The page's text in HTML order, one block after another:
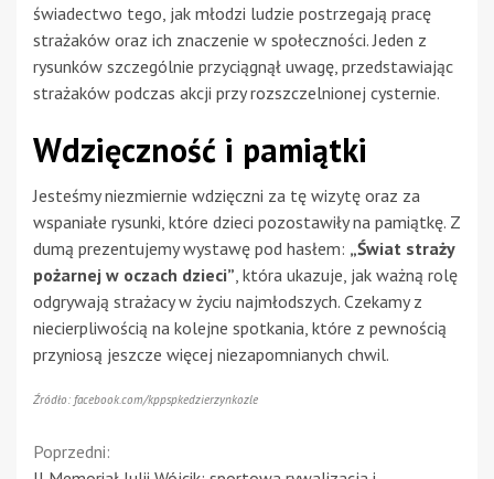
świadectwo tego, jak młodzi ludzie postrzegają pracę
strażaków oraz ich znaczenie w społeczności. Jeden z
rysunków szczególnie przyciągnął uwagę, przedstawiając
strażaków podczas akcji przy rozszczelnionej cysternie.
Wdzięczność i pamiątki
Jesteśmy niezmiernie wdzięczni za tę wizytę oraz za
wspaniałe rysunki, które dzieci pozostawiły na pamiątkę. Z
dumą prezentujemy wystawę pod hasłem: „Świat straży
pożarnej w oczach dzieci” , która ukazuje, jak ważną rolę
odgrywają strażacy w życiu najmłodszych. Czekamy z
niecierpliwością na kolejne spotkania, które z pewnością
przyniosą jeszcze więcej niezapomnianych chwil.
Źródło: facebook.com/kppspkedzierzynkozle
Continue
Poprzedni: